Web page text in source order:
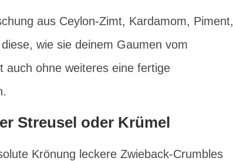
aus Ceylon-Zimt, Kardamom, Piment,
wie sie deinem Gaumen vom
auch ohne weiteres eine fertige
Streusel oder Krümel
Krönung leckere Zwieback-Crumbles